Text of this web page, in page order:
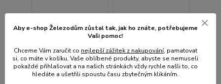
Aby e-shop Železodům zůstal tak, jak ho znáte, potřebujeme
Vaši pomoc!
Chceme Vám zaručit co nejlepší zážitek z nakupování, pamatovat
si, co máte v košíku, Vaše oblíbené produkty, abyste se nemuseli
pokaždé přihlašovat a na našich stránkách vždy rychle našli to, co
hledáte a ušetřili spoustu času zbytečným klikáním.